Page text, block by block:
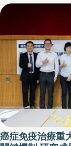
癌症免疫治療重